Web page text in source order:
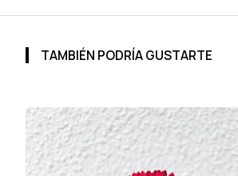
TAMBIÉN PODRÍA GUSTARTE